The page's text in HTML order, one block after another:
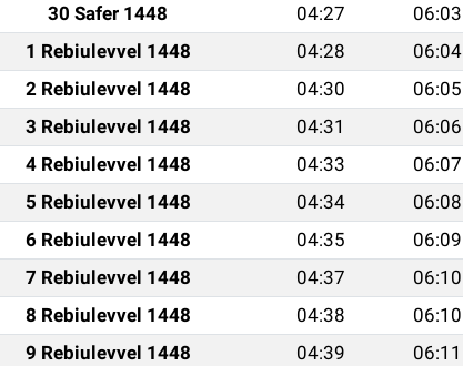
30 Safer 1448 04:27 06:03
1 Rebiulevvel 1448 04:28 06:04
2 Rebiulevvel 1448 04:30 06:05
3 Rebiulevvel 1448 04:31 06:06
4 Rebiulevvel 1448 04:33 06:07
5 Rebiulevvel 1448 04:34 06:08
6 Rebiulevvel 1448 04:35 06:09
7 Rebiulevvel 1448 04:37 06:10
8 Rebiulevvel 1448 04:38 06:10
9 Rebiulevvel 1448 04:39 06:11